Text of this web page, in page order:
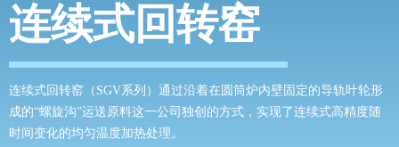
连续式回转窑
连续式回转窑（SGV系列）通过沿着在圆筒炉内壁固定的导轨叶轮形
成的“螺旋沟”运送原料这一公司独创的方式，实现了连续式高精度随
时间变化的均匀温度加热处理。